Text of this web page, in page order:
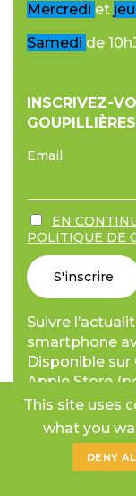
Mercredi et
Samedi de
INSCRIVEZ-
GOUPILLIÈRES
Email
EN
POLITIQUE DE
Suivre
smartphone
Disponible sur
Apple Store
© 2026
This site uses
what you
DENY